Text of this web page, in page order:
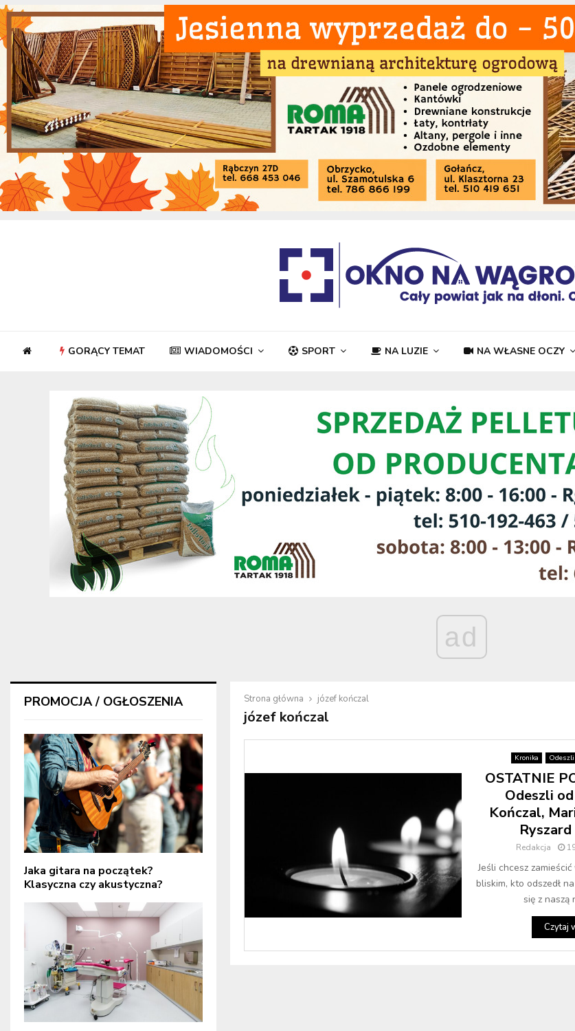
GORĄCY TEMAT WIADOMOŚCI SPORT NA LUZIE NA WŁASNE OCZY
ad
Strona główna józef kończal
józef kończal
Kronika Odeszli
OSTATNIE
Odeszli
Kończal,
Redakcja
Jeśli chcesz
bliskim, kto odszedł
się z naszą
Czytaj
PROMOCJA / OGŁOSZENIA
Jaka gitara na początek?
Klasyczna czy akustyczna?